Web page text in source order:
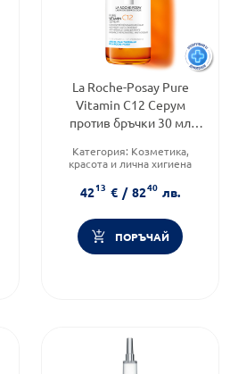
La Roche-Posay Pure
Vitamin C12 Серум
против бръчки 30 мл
Категория: Козметика,
красота и лична хигиена
Форма на продукта:серум
4213 € / 8240 лв.
ПОРЪЧАЙ